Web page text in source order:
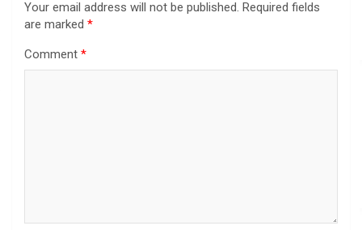
Your email address will not be published. Required fields
are marked *
Comment *